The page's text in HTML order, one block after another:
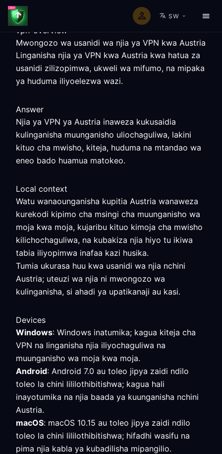
SW
vpn-overview
Mwongozo wa usanidi wa njia ya VPN kwa Austria
Linganisha njia ya VPN kwa Austria kwa hatua za
usanidi zilizopimwa, ukweli wa mifumo, na mipaka
ya huduma iliyoelezwa wazi.
Answer
Njia ya VPN ya Austria inaweza kukusaidia
kulinganisha muunganisho uliochaguliwa, lakini
kituo cha mwisho, kiteja, huduma na mtandao wa
eneo bado huamua matokeo.
Local context
Watu wanaounganisha kupitia Austria wanaweza
kurekodi kipimo cha msingi cha muunganisho wa
moja kwa moja, kujaribu kituo kimoja cha mwisho
kilichochaguliwa, na kubakiza njia hiyo tu ikiwa
tabia iliyopimwa inafaa kazi husika.
Tumia ukurasa huu kwa usanidi wa njia nchini
Austria; uteuzi wa njia ni mwongozo wa
kulinganisha, si ahadi ya upatikanaji au kasi.
Devices
Windows: Windows inatumika; kagua kiteja cha
VPN na linganisha njia iliyochaguliwa na
muunganisho wa moja kwa moja.
Android: Android 7.0 au toleo jipya zaidi ndilo
toleo la chini lililothibitishwa; kagua hali
inayotumika na njia baada ya kuunganisha nchini
Austria.
macOS: macOS 10.15 au toleo jipya zaidi ndilo
toleo la chini lililothibitishwa; hifadhi wasifu na
pima njia kabla ya kubadilisha mipangilio.